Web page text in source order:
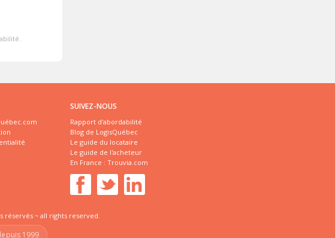
SUIVEZ-NOUS
Rapport d'abordabilité
Blog de LogisQuébec
Le guide du locataire
Le guide de l'acheteur
En France : Trouvia.com
réservés ~ all rights reserved.
1999